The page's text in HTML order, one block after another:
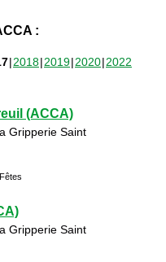
:
2018 2019 2020 2022
(ACCA)
Gripperie Saint
Gripperie Saint